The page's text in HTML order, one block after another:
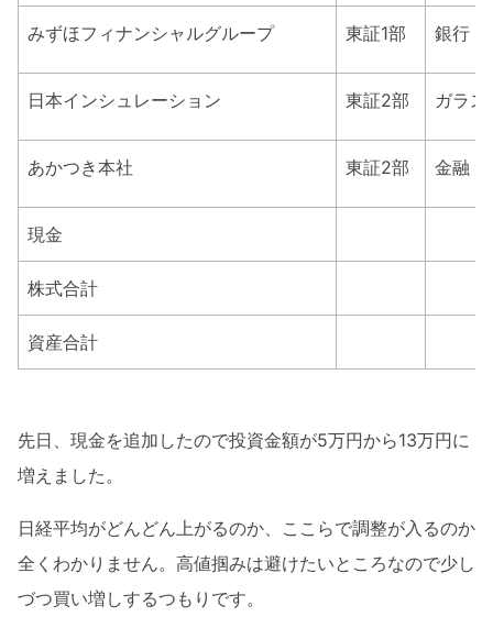
みずほフィナンシャルグループ 東証1部 銀行
日本インシュレーション 東証2部 ガラ
あかつき本社 東証2部 金融（
現金
株式合計
資産合計
先日、現金を追加したので投資金額が5万円から13万円に
増えました。
日経平均がどんどん上がるのか、ここらで調整が入るのか
全くわかりません。高値掴みは避けたいところなので少し
づつ買い増しするつもりです。